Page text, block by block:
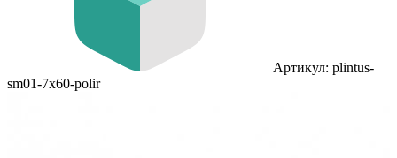
Артикул: plintus-
sm01-7x60-polir